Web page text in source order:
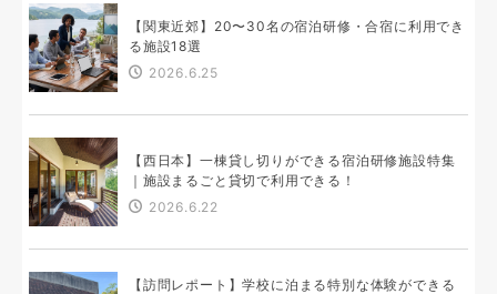
【関東近郊】20〜30名の宿泊研修・合宿に利用でき
る施設18選
2026.6.25
【西日本】一棟貸し切りができる宿泊研修施設特集
｜施設まるごと貸切で利用できる！
2026.6.22
【訪問レポート】学校に泊まる特別な体験ができる